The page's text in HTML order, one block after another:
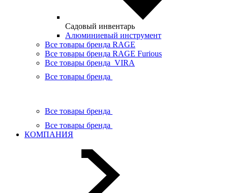
Садовый инвентарь
Алюминиевый инструмент
Все товары бренда RAGE
Все товары бренда RAGE Furious
Все товары бренда VIRA
Все товары бренда
Все товары бренда
Все товары бренда
КОМПАНИЯ